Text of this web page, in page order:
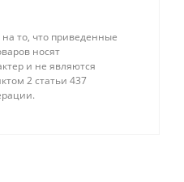
то, что приведенные
носят
и не являются
2 статьи 437